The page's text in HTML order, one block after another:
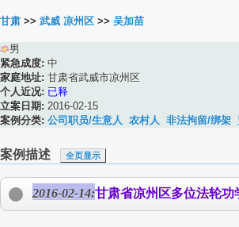
甘肃 >> 武威 凉州区 >> 吴加苗
男
紧急成度: 中
家庭地址: 甘肃省武威市凉州区
个人近况: 已释
立案日期: 2016-02-15
案例分类: 公司职员/生意人 农村人 非法拘留/绑架
案例描述 全页显示
2016-02-14:甘肃省凉州区多位法轮功学员遭冤狱迫害 甘肃省武威市凉州区六一零（中共专门迫害法轮功的非法组织）、国保大队、公检法、政法委人员在二零一四年六月十九日抓捕法轮功学员，他们非法抄家，抢财抢物，抢大